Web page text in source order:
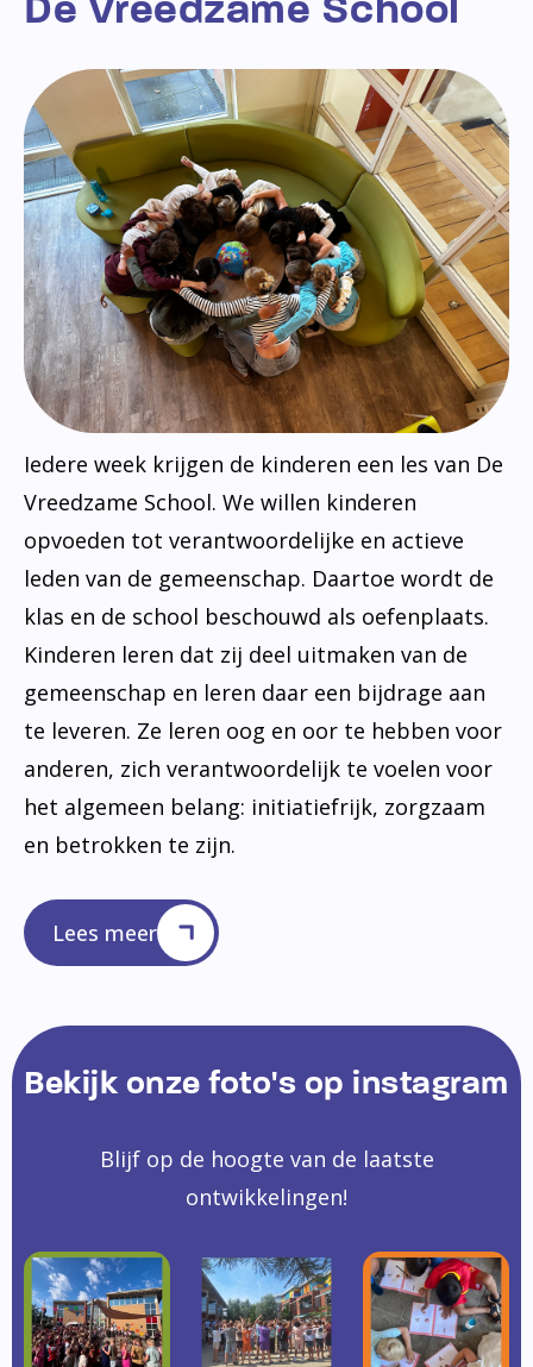
Iedere week krijgen de kinderen een les van De
Vreedzame School. We willen kinderen
opvoeden tot verantwoordelijke en actieve
leden van de gemeenschap. Daartoe wordt de
klas en de school beschouwd als oefenplaats.
Kinderen leren dat zij deel uitmaken van de
gemeenschap en leren daar een bijdrage aan
te leveren. Ze leren oog en oor te hebben voor
anderen, zich verantwoordelijk te voelen voor
het algemeen belang: initiatiefrijk, zorgzaam
en betrokken te zijn.
Lees meer
Bekijk onze foto's op instagram
Blijf op de hoogte van de laatste
ontwikkelingen!